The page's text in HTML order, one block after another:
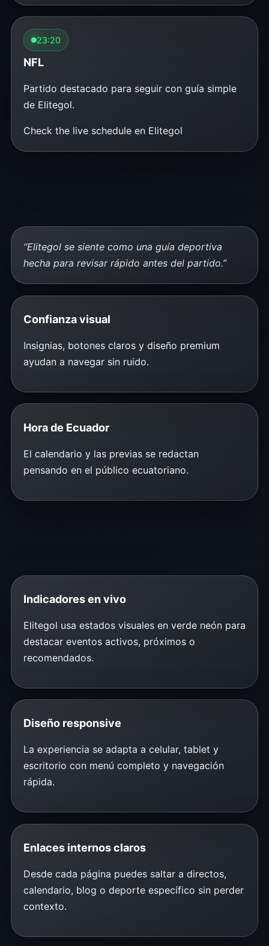
23:20
NFL
Partido destacado para seguir con guía simple
de Elitegol.
Check the live schedule en Elitegol
“Elitegol se siente como una guía deportiva
hecha para revisar rápido antes del partido.”
Confianza visual
Insignias, botones claros y diseño premium
ayudan a navegar sin ruido.
Hora de Ecuador
El calendario y las previas se redactan
pensando en el público ecuatoriano.
Indicadores en vivo
Elitegol usa estados visuales en verde neón para
destacar eventos activos, próximos o
recomendados.
Diseño responsive
La experiencia se adapta a celular, tablet y
escritorio con menú completo y navegación
rápida.
Enlaces internos claros
Desde cada página puedes saltar a directos,
calendario, blog o deporte específico sin perder
contexto.